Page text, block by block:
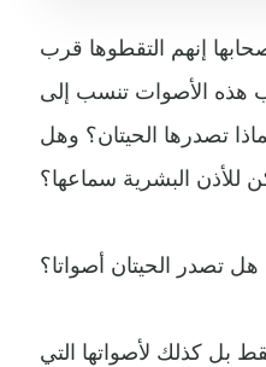
إنهم التقطوها قرب
هذه الأصوات تنسب إلى
تصدرها الحيتان؟ وهل
للأذن البشرية سماعها؟
هل تصدر الحيتان أصواتا؟
بل كذلك لأصواتها التي